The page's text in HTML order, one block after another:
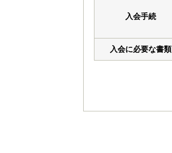
入会手続
入会に必要な書類